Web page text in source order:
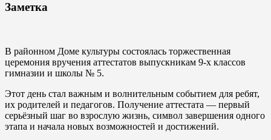
Заметка
В районном Доме культуры состоялась торжественная
церемония вручения аттестатов выпускникам 9-х классов
гимназии и школы № 5.
Этот день стал важным и волнительным событием для ребят,
их родителей и педагогов. Получение аттестата — первый
серьёзный шаг во взрослую жизнь, символ завершения одного
этапа и начала новых возможностей и достижений.